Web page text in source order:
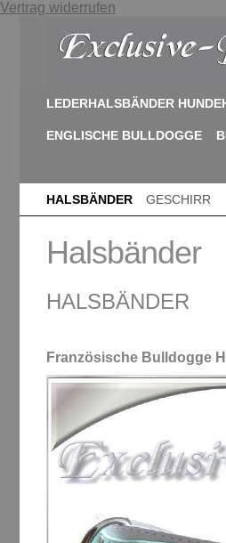
Vertrag widerrufen
LEDERHALSBÄNDER
ENGLISCHE BULLDOGGE
HALSBÄNDER GESCHIRR
Halsbänder
HALSBÄNDER
Französische Bulldogge